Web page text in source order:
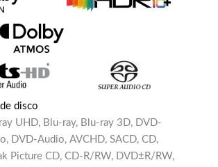
disco
UHD, Blu-ray, Blu-ray 3D, DVD-
DVD-Audio, AVCHD, SACD, CD,
Picture CD, CD-R/RW, DVD±R/RW,